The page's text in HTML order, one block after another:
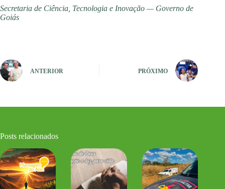
Secretaria de Ciência, Tecnologia e Inovação — Governo de
Goiás
ANTERIOR PRÓXIMO
Posts relacionados